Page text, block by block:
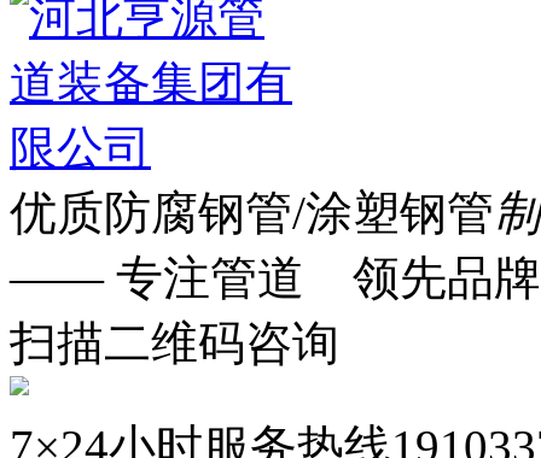
优质防腐钢管/涂塑钢管
—— 专注管道 领先品
扫描二维码咨询
7×24小时服务热线